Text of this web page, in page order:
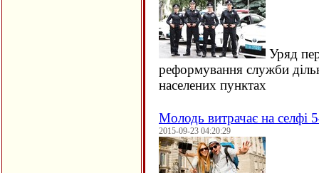
Уряд
реформування служби
населених пунктах
Молодь витрачає на селфі
2015-09-23 04:20:29